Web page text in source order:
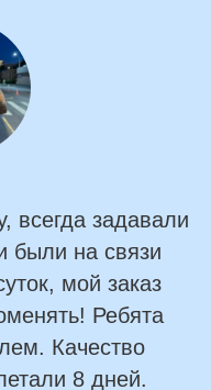
всегда задавали
были на связи
мой заказ
Ребята
Качество
8 дней.